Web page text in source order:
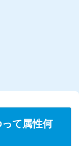
って属性何